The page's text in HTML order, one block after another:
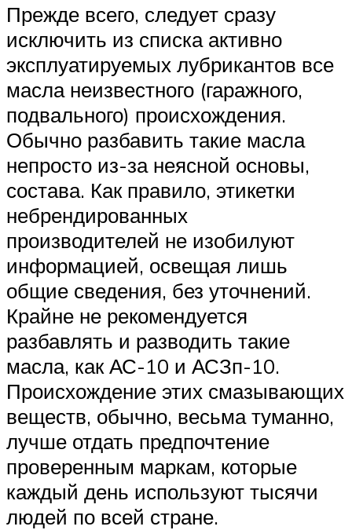
Прежде всего, следует сразу
исключить из списка активно
эксплуатируемых лубрикантов все
масла неизвестного (гаражного,
подвального) происхождения.
Обычно разбавить такие масла
непросто из-за неясной основы,
состава. Как правило, этикетки
небрендированных
производителей не изобилуют
информацией, освещая лишь
общие сведения, без уточнений.
Крайне не рекомендуется
разбавлять и разводить такие
масла, как АС-10 и АСЗп-10.
Происхождение этих смазывающих
веществ, обычно, весьма туманно,
лучше отдать предпочтение
проверенным маркам, которые
каждый день используют тысячи
людей по всей стране.